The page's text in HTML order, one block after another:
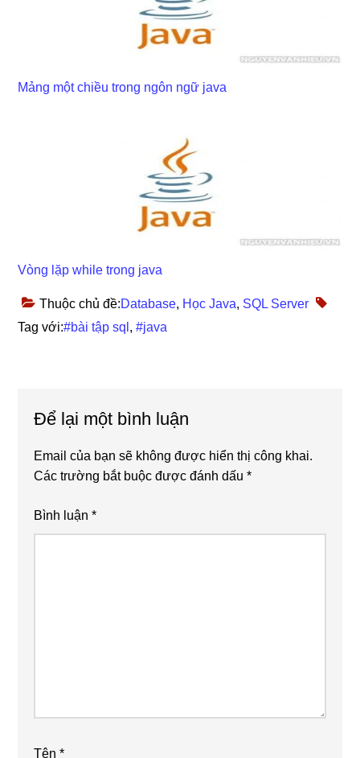
Mảng một chiều trong ngôn ngữ java
Vòng lặp while trong java
Thuộc chủ đề:Database, Học Java, SQL Server
Tag với:#bài tập sql ,#java
Interactions
Để lại một bình luận
Email của bạn sẽ không được hiển thị công khai.
Các trường bắt buộc được đánh dấu*
Bình luận*
Tên*